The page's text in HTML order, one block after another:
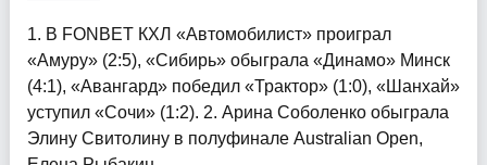
1. В FONBET КХЛ «Автомобилист» проиграл
«Амуру» (2:5), «Сибирь» обыграла «Динамо» Минск
(4:1), «Авангард» победил «Трактор» (1:0), «Шанхай»
уступил «Сочи» (1:2). 2. Арина Соболенко обыграла
Элину Свитолину в полуфинале Australian Open,